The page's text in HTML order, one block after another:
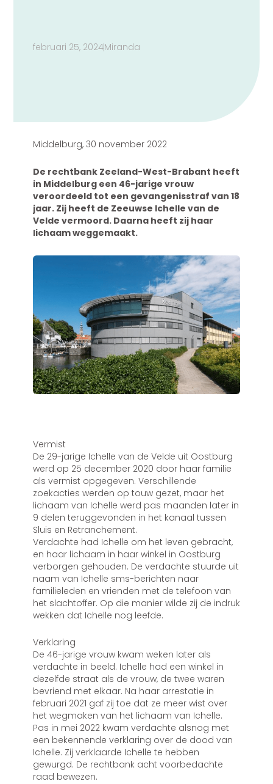
februari 25, 2024Miranda
Middelburg, 30 november 2022
De rechtbank Zeeland-West-Brabant heeft
in Middelburg een 46-jarige vrouw
veroordeeld tot een gevangenisstraf van 18
jaar. Zij heeft de Zeeuwse Ichelle van de
Velde vermoord. Daarna heeft zij haar
lichaam weggemaakt.
Vermist
De 29-jarige Ichelle van de Velde uit Oostburg
werd op 25 december 2020 door haar familie
als vermist opgegeven. Verschillende
zoekacties werden op touw gezet, maar het
lichaam van Ichelle werd pas maanden later in
9 delen teruggevonden in het kanaal tussen
Sluis en Retranchement.
Verdachte had Ichelle om het leven gebracht,
en haar lichaam in haar winkel in Oostburg
verborgen gehouden. De verdachte stuurde uit
naam van Ichelle sms-berichten naar
familieleden en vrienden met de telefoon van
het slachtoffer. Op die manier wilde zij de indruk
wekken dat Ichelle nog leefde.
Verklaring
De 46-jarige vrouw kwam weken later als
verdachte in beeld. Ichelle had een winkel in
dezelfde straat als de vrouw, de twee waren
bevriend met elkaar. Na haar arrestatie in
februari 2021 gaf zij toe dat ze meer wist over
het wegmaken van het lichaam van Ichelle.
Pas in mei 2022 kwam verdachte alsnog met
een bekennende verklaring over de dood van
Ichelle. Zij verklaarde Ichelle te hebben
gewurgd. De rechtbank acht voorbedachte
raad bewezen.